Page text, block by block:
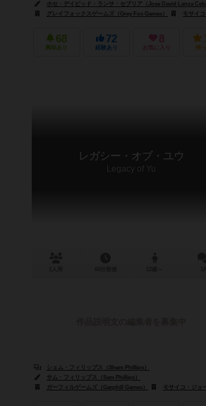
ホセ・デイビッド・ランサ・セブリア（Jose David Lanza
グレイフォックスゲームズ（Grey Fox Games）
モサイコ・ジョーゴス
68
興味あり
72
経験あり
8
お気に入り 持
レガシー・オブ・ユウ
Legacy of Yu
シェム・フィリップス（Shem Phillips）
サム・フィリップス（Sam Phillips）
ガーフィルゲームズ（Garphill Games）
モサイコ・ジョーゴス（